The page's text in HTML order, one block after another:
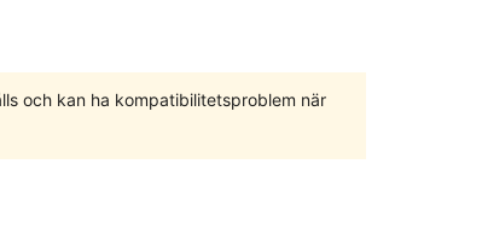
och kan ha kompatibilitetsproblem när